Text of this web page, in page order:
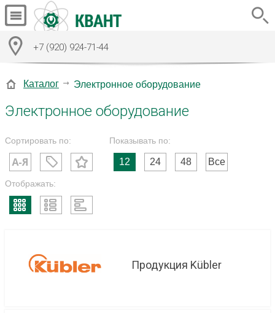
+7 (920) 924-71-44
Каталог Электронное оборудование
Электронное оборудование
Сортировать по: Показывать по:
12 24 48 Все
Отображать:
Продукция Kübler